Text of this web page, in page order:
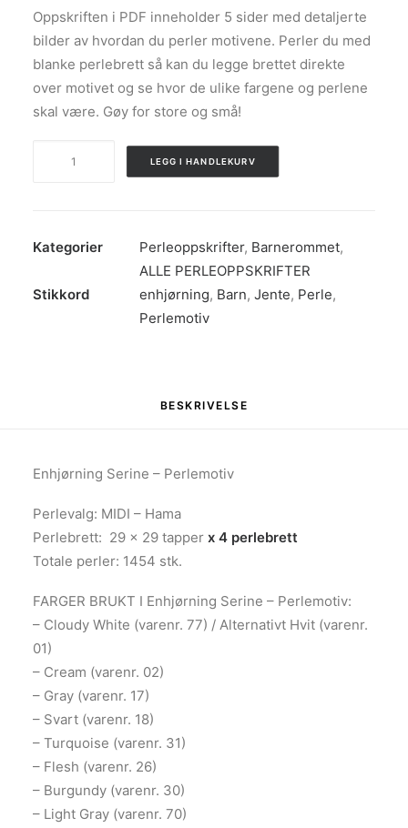
Oppskriften i PDF inneholder 5 sider med detaljerte
bilder av hvordan du perler motivene. Perler du med
blanke perlebrett så kan du legge brettet direkte
over motivet og se hvor de ulike fargene og perlene
skal være. Gøy for store og små!
antall
LEGG I HANDLEKURV
Kategorier Perleoppskrifter, Barnerommet,
ALLE PERLEOPPSKRIFTER
Stikkord
enhjørning, Barn, Jente, Perle,
Perlemotiv
BESKRIVELSE
Enhjørning Serine – Perlemotiv
Perlevalg: MIDI – Hama
Perlebrett: 29 x 29 tapper x 4 perlebrett
Totale perler: 1454 stk.
FARGER BRUKT I Enhjørning Serine – Perlemotiv:
– Cloudy White (varenr. 77) / Alternativt Hvit (varenr.
01)
– Cream (varenr. 02)
– Gray (varenr. 17)
– Svart (varenr. 18)
– Turquoise (varenr. 31)
– Flesh (varenr. 26)
– Burgundy (varenr. 30)
– Light Gray (varenr. 70)